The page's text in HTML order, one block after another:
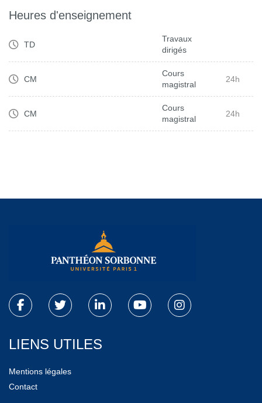
Heures d'enseignement
TD
Travaux
dirigés
CM
Cours
magistral
24h
CM
Cours
magistral
24h
LIENS UTILES
Mentions légales
Contact